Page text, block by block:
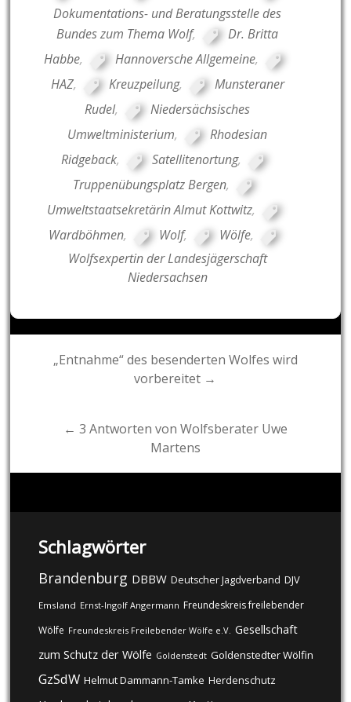
Dokumentations- und Beratungsstelle des
Bundes zum Thema Wolf,
Dr. Britta
Habbe, Hannoversche Allgemeine,
HAZ, Kreuzpeilung,
Munsteraner
Rudel,
Niedersächsisches
Umweltministerium,
Rhodesian
Ridgeback, Satellitenortung,
Truppenübungsplatz Bergen,
Umweltstaatsekretärin Almut Kottwitz,
Wardböhmen, Wolf, Wölfe,
Wolfsexpertin der Landesjägerschaft
Niedersachsen
Post
navigation
„Entnahme“ des besenderten Wolfes wird
vorbereitet →
← 3 Antworten von Wolfsberater Uwe
Martens
Schlagwörter
Brandenburg DBBW Deutscher Jagdverband DJV
Emsland Ernst-Ingolf Angermann Freundeskreis freilebender
Wölfe Freundeskreis Freilebender Wölfe e.V. Gesellschaft
zum Schutz der Wölfe Goldenstedt Goldenstedter Wölfin
GzSdW Helmut Dammann-Tamke Herdenschutz